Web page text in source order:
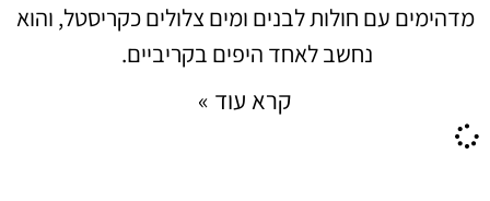
מדהימים עם חולות לבנים ומים צלולים כקריסטל, והוא
נחשב לאחד היפים בקריביים.
קרא עוד »